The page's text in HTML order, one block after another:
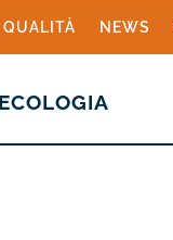
QUALITÀ NEWS
ECOLOGIA